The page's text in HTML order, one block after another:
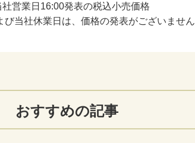
営業日16:00発表の税込小売価格
当社休業日は、価格の発表がございません
おすすめの記事